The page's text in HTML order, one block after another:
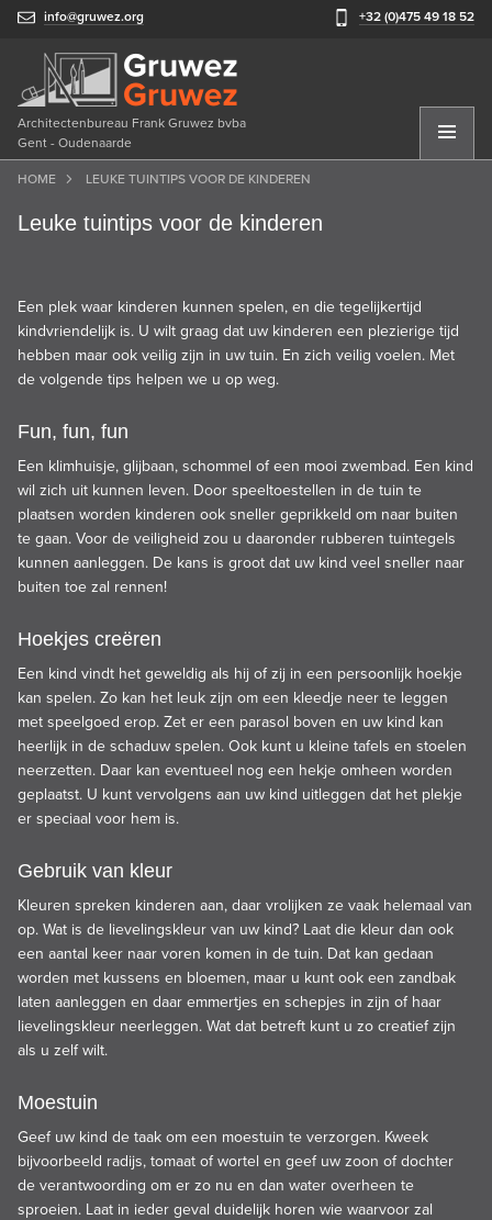
info@gruwez.org +32 (0)475 49 18 52
Architectenbureau Frank Gruwez bvba
Gent - Oudenaarde
HOME LEUKE TUINTIPS VOOR DE KINDEREN
Leuke tuintips voor de kinderen
Een plek waar kinderen kunnen spelen, en die tegelijkertijd
kindvriendelijk is. U wilt graag dat uw kinderen een plezierige tijd
hebben maar ook veilig zijn in uw tuin. En zich veilig voelen. Met
de volgende tips helpen we u op weg.
Fun, fun, fun
Een klimhuisje, glijbaan, schommel of een mooi zwembad. Een kind
wil zich uit kunnen leven. Door speeltoestellen in de tuin te
plaatsen worden kinderen ook sneller geprikkeld om naar buiten
te gaan. Voor de veiligheid zou u daaronder rubberen tuintegels
kunnen aanleggen. De kans is groot dat uw kind veel sneller naar
buiten toe zal rennen!
Hoekjes creëren
Een kind vindt het geweldig als hij of zij in een persoonlijk hoekje
kan spelen. Zo kan het leuk zijn om een kleedje neer te leggen
met speelgoed erop. Zet er een parasol boven en uw kind kan
heerlijk in de schaduw spelen. Ook kunt u kleine tafels en stoelen
neerzetten. Daar kan eventueel nog een hekje omheen worden
geplaatst. U kunt vervolgens aan uw kind uitleggen dat het plekje
er speciaal voor hem is.
Gebruik van kleur
Kleuren spreken kinderen aan, daar vrolijken ze vaak helemaal van
op. Wat is de lievelingskleur van uw kind? Laat die kleur dan ook
een aantal keer naar voren komen in de tuin. Dat kan gedaan
worden met kussens en bloemen, maar u kunt ook een zandbak
laten aanleggen en daar emmertjes en schepjes in zijn of haar
lievelingskleur neerleggen. Wat dat betreft kunt u zo creatief zijn
als u zelf wilt.
Moestuin
Geef uw kind de taak om een moestuin te verzorgen. Kweek
bijvoorbeeld radijs, tomaat of wortel en geef uw zoon of dochter
de verantwoording om er zo nu en dan water overheen te
sproeien. Laat in ieder geval duidelijk horen wie waarvoor zal